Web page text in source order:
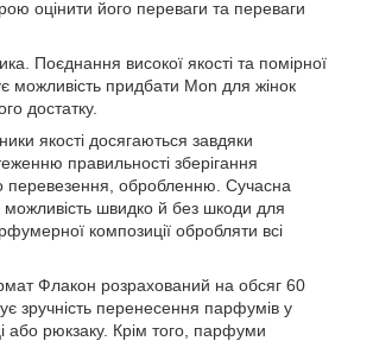
оцінити його переваги та переваги
Поєднання високої якості та помірної
можливість придбати Mon для жінок
достатку.
якості досягаються завдяки
правильності зберігання
перевезення, обробленню. Сучасна
швидко й без шкоди для
композиції обробляти всі
Флакон розрахований на обсяг 60
зручність перенесення парфумів у
або рюкзаку. Крім того, парфуми